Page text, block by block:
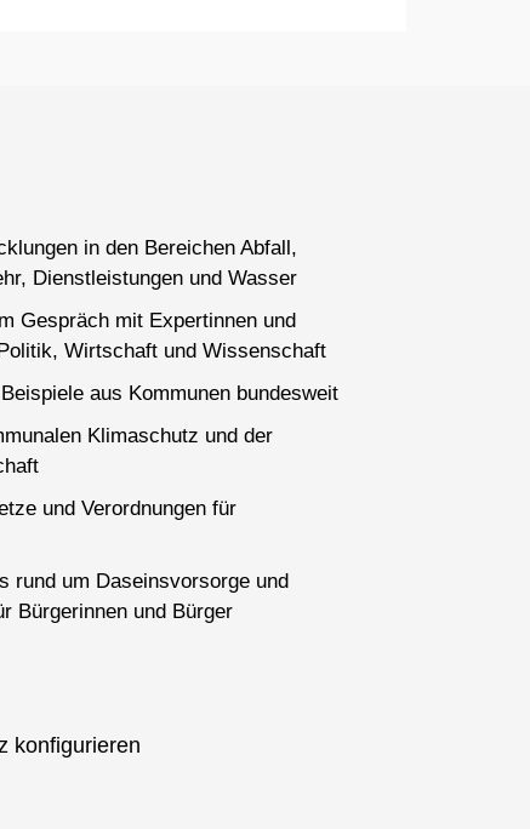
in den Bereichen Abfall,
Dienstleistungen und Wasser
Gespräch mit Expertinnen und
Wirtschaft und Wissenschaft
aus Kommunen bundesweit
Klimaschutz und der
und Verordnungen für
rund um Daseinsvorsorge und
Bürgerinnen und Bürger
konfigurieren